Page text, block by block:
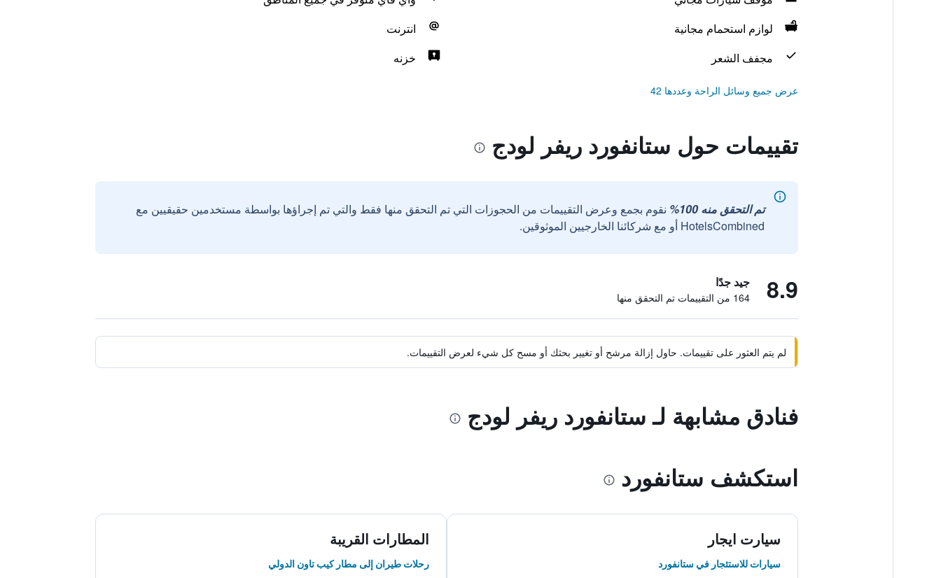
لوازم استحمام مجانية
انترنت
مجفف الشعر
خزنه
عرض جميع وسائل الراحة وعددها 42
تقييمات حول ستانفورد ريفر لودج
تم التحقق منه 100%
نقوم بجمع وعرض التقييمات من الحجوزات التي تم التحقق منها فقط والتي تم إجراؤها بواسطة مستخدمين حقيقيين مع
HotelsCombined أو مع شركائنا الخارجيين الموثوقين.
8.9 جيد جدًا
164 من التقييمات تم التحقق منها
لم يتم العثور على تقييمات. حاول إزالة مرشح أو تغيير بحثك أو مسح كل شيء لعرض التقييمات.
فنادق مشابهة لـ ستانفورد ريفر لودج
استكشف ستانفورد
سيارت ايجار
سيارات للاستئجار في ستانفورد
المطارات القريبة
رحلات طيران إلى مطار كيب تاون الدولي